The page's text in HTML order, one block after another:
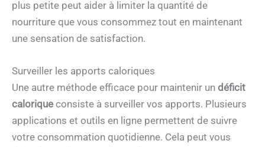
plus petite peut aider à limiter la quantité de
nourriture que vous consommez tout en maintenant
une sensation de satisfaction.
Surveiller les apports caloriques
Une autre méthode efficace pour maintenir un déficit
calorique consiste à surveiller vos apports. Plusieurs
applications et outils en ligne permettent de suivre
votre consommation quotidienne. Cela peut vous